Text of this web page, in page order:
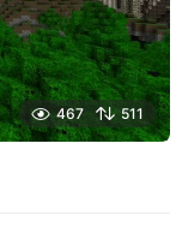
467 511